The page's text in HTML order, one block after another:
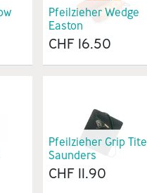
Pfeilzieher Wedge
Easton
CHF 16.50
Pfeilzieher Grip Tite
Saunders
CHF 11.90